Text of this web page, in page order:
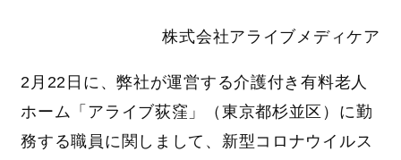
株式会社アライブメディケア
2月22日に、弊社が運営する介護付き有料老人
ホーム「アライブ荻窪」（東京都杉並区）に勤
務する職員に関しまして、新型コロナウイルス